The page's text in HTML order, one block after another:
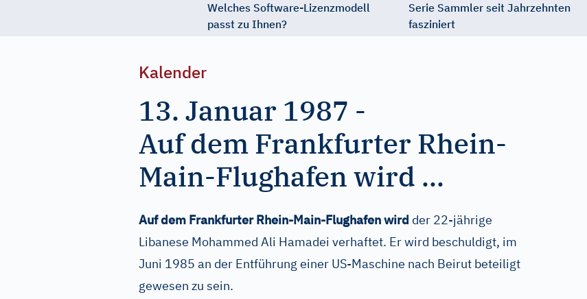
Welches Software-Lizenzmodell
passt zu Ihnen?
Serie Sammler seit Jahrzehnten
fasziniert
Kalender
13. Januar 1987 -
Auf dem Frankfurter Rhein-
Main-Flughafen wird ...
Auf dem Frankfurter Rhein-Main-Flughafen wird der 22-jährige
Libanese Mohammed Ali Hamadei verhaftet. Er wird beschuldigt, im
Juni 1985 an der Entführung einer US-Maschine nach Beirut beteiligt
gewesen zu sein.